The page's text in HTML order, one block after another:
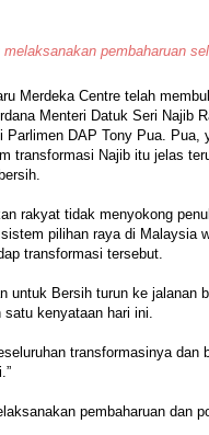
pembaharuan
Merdeka Centre telah
Menteri Datuk Seri Najib
DAP Tony Pua. Pua,
transformasi Najib itu jelas
rakyat tidak menyokong
pilihan raya di Malaysia
transformasi tersebut.
untuk Bersih turun ke jalanan
satu kenyataan hari ini.
transformasinya dan
pembaharuan dan